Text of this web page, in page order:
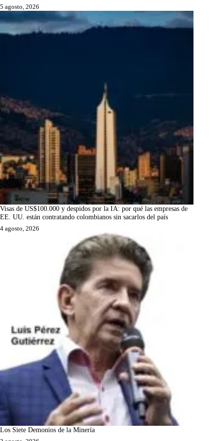
5 agosto, 2026
Visas de US$100.000 y despidos por la IA: por qué las empresas de
EE. UU. están contratando colombianos sin sacarlos del país
4 agosto, 2026
Los Siete Demonios de la Minería